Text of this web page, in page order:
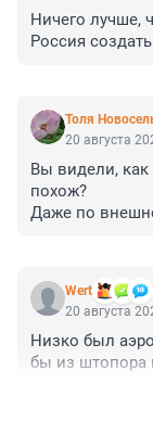
Ничего лучше,
Россия
Толя
20 августа
Вы видели, как
похож?
Даже по
Wert
20 августа
Низко был
бы из штопора